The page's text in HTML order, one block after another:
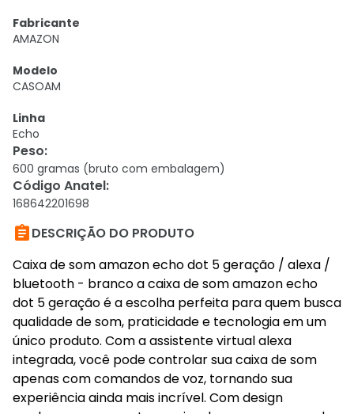
Fabricante
AMAZON
Modelo
CASOAM
Linha
Echo
Peso:
600 gramas (bruto com embalagem)
Código Anatel:
168642201698
DESCRIÇÃO DO PRODUTO
Caixa de som amazon echo dot 5 geração / alexa /
bluetooth - branco a caixa de som amazon echo
dot 5 geração é a escolha perfeita para quem busca
qualidade de som, praticidade e tecnologia em um
único produto. Com a assistente virtual alexa
integrada, você pode controlar sua caixa de som
apenas com comandos de voz, tornando sua
experiência ainda mais incrível. Com design